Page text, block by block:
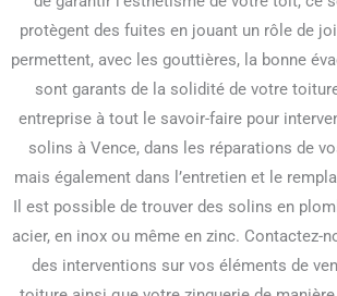
protègent des fuites en jouant un rôle de
permettent, avec les gouttières, la bonne
sont garants de la solidité de votre
entreprise à tout le savoir-faire pour
solins à Vence, dans les réparations de
mais également dans l’entretien et le
Il est possible de trouver des solins en
acier, en inox ou même en zinc. Contactez-
des interventions sur vos éléments de